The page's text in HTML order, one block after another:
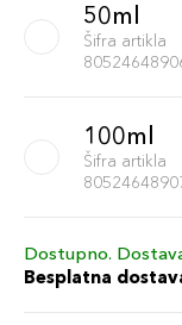
50ml
Šifra artikla
100ml
Šifra artikla
Dostupno.
Besplatna